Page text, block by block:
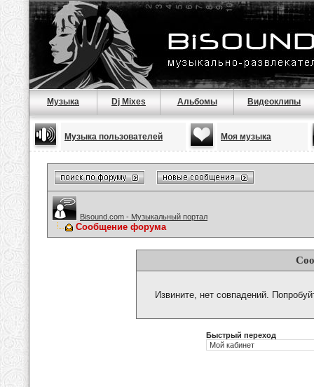
Музыка Dj Mixes Альбомы Видеоклипы
Музыка пользователей Моя музыка
Bisound.com - Музыкальный портал
Сообщение форума
Извините, нет совпадений.
Быстрый переход